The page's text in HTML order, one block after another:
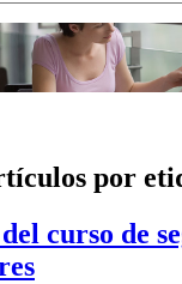
por
curso de